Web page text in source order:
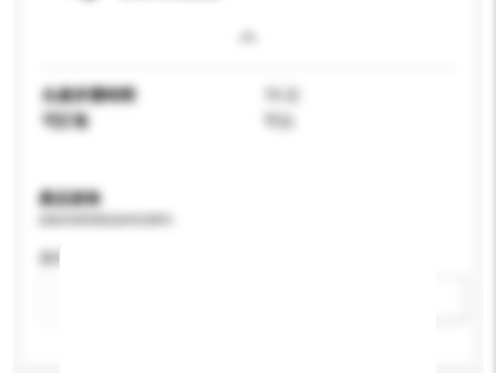
生產所需時間
可訂造
可以
產品規格